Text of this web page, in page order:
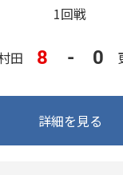
1回戦
田 8 - 0
詳細を見る